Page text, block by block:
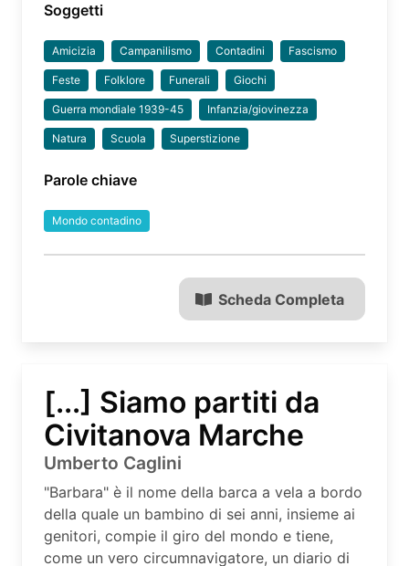
Soggetti
Amicizia Campanilismo Contadini Fascismo
Feste Folklore Funerali Giochi
Guerra mondiale 1939-45 Infanzia/giovinezza
Natura Scuola Superstizione
Parole chiave
Mondo contadino
Scheda Completa
[...] Siamo partiti da
Civitanova Marche
Umberto Caglini
"Barbara" è il nome della barca a vela a bordo
della quale un bambino di sei anni, insieme ai
genitori, compie il giro del mondo e tiene,
come un vero circumnavigatore, un diario di